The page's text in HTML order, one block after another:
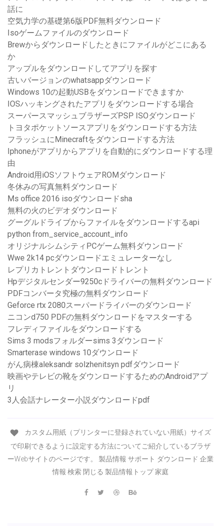
話に
空気力学の基礎第6版PDF無料ダウンロード
Isoゲームファイルのダウンロード
Brewからダウンロードしたときにファイルがどこにある
か
アップルをダウンロードしてアプリを探す
古いバージョンのwhatsappダウンロード
Windows 10の起動USBをダウンロードできますか
IOSハッキングされたアプリをダウンロードする場合
スーパースマッシュブラザーズPSP ISOダウンロード
トヨタポケットソースアプリをダウンロードする方法
フラッシュにMinecraftをダウンロードする方法
Iphoneがアプリからアプリを自動的にダウンロードする理
由
Android用iOSソフトウェアROMダウンロード
冬休みの写真無料ダウンロード
Ms office 2016 isoダウンロードsha
無料の火のビデオダウンロード
グーグルドライブからファイルをダウンロードするapi
python from_service_account_info
オリジナルシムシティPCゲーム無料ダウンロード
Wwe 2k14 pcダウンロードエミュレーターなし
レプリカトレントダウンロードトレント
Hpデジタルセンダー9250cドライバーの無料ダウンロード
PDFコンバータ究極の無料ダウンロード
Geforce rtx 2080スーパードライバーのダウンロード
ニコンd750 PDFの無料ダウンロードをマスターする
フレディファイルをダウンロードする
Sims 3 modsフォルダーsims 3ダウンロード
Smarterase windows 10ダウンロード
がん病棟aleksandr solzhenitsyn pdfダウンロード
映画やテレビの靴をダウンロードするためのAndroidアプ
リ
3人会話ナレーター小説ダウンロードpdf
カスタム用紙（プリンターに登録されていない用紙）サイズ
で印刷できるように設定する方法についてご紹介しているブラザ
ーWebサイトのページです。 製品情報 サポート ダウンロード 企業
情報 検索 閉じる 製品情報トップ 家庭